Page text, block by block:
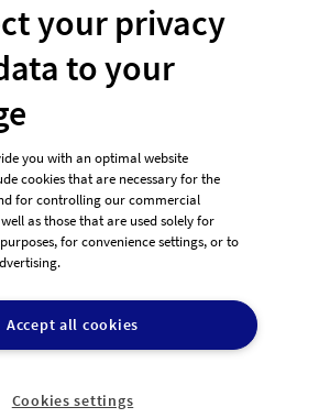
Impressum
your privacy
to your
you with an optimal website
cookies that are necessary for the
for controlling our commercial
as those that are used solely for
for convenience settings, or to
Accept all cookies
Cookies settings